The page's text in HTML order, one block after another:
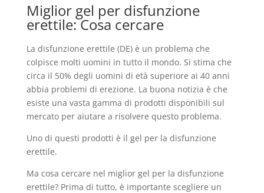
Miglior gel per disfunzione
erettile: Cosa cercare
La disfunzione erettile (DE) è un problema che
colpisce molti uomini in tutto il mondo. Si stima che
circa il 50% degli uomini di età superiore ai 40 anni
abbia problemi di erezione. La buona notizia è che
esiste una vasta gamma di prodotti disponibili sul
mercato per aiutare a risolvere questo problema.
Uno di questi prodotti è il gel per la disfunzione
erettile.
Ma cosa cercare nel miglior gel per la disfunzione
erettile? Prima di tutto, è importante scegliere un